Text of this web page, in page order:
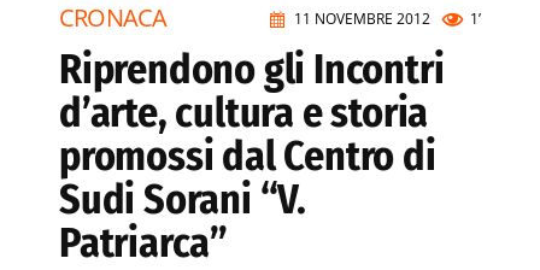
11 NOVEMBRE 2012 1’
CRONACA
Riprendono gli Incontri
d’arte, cultura e storia
promossi dal Centro di
Sudi Sorani “V.
Patriarca”